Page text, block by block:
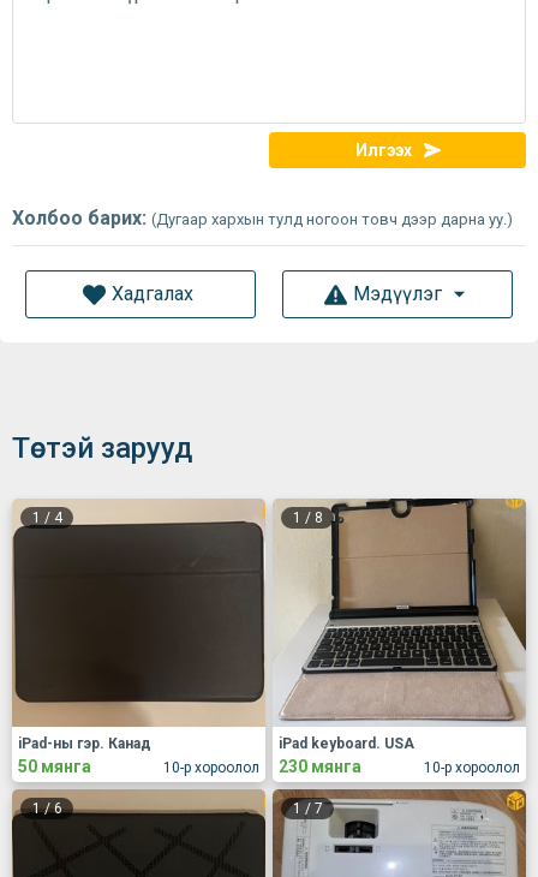
Илгээх
Холбоо барих: (Дугаар хархын тулд ногоон товч дээр дарна уу.)
Хадгалах Мэдүүлэг
Төстэй зарууд
1 / 4
10-р хороолол
iPad-ны гэр. Канад
50 мянга
1 / 8
10-р хороолол
iPad keyboard. USA
230 мянга
1/6 1 / 7